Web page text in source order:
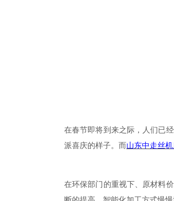
在春节即将到来之际，人们已经
派喜庆的样子。而山东中走丝
在环保部门的重视下、原材料